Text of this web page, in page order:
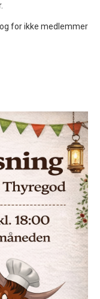
for ikke medlemmer